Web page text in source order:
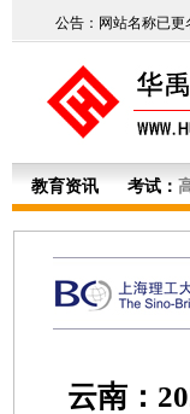
公告：网站名称已更
教育资讯 考试：
云南：